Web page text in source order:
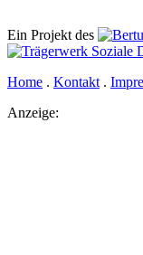
Ein Projekt des
Home . Kontakt .
Anzeige: